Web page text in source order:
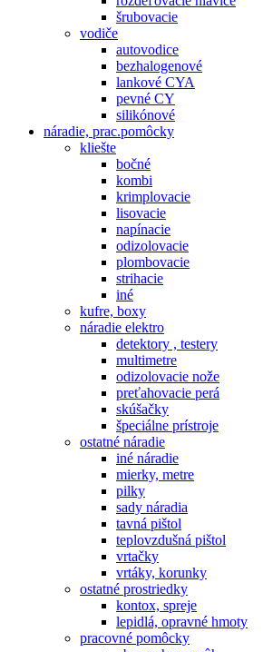
šrubovacie
vodiče
autovodice
bezhalogenové
lankové CYA
pevné CY
silikónové
náradie, prac.pomôcky
kliešte
bočné
kombi
krimplovacie
lisovacie
napínacie
odizolovacie
plombovacie
strihacie
iné
kufre, boxy
náradie elektro
detektory , testery
multimetre
odizolovacie nože
preťahovacie perá
skúšačky
špeciálne prístroje
ostatné náradie
iné náradie
mierky, metre
pilky
sady náradia
tavná pištol
teplovzdušná pištol
vrtačky
vrtáky, korunky
ostatné prostriedky
kontox, spreje
lepidlá, opravné hmoty
pracovné pomôcky